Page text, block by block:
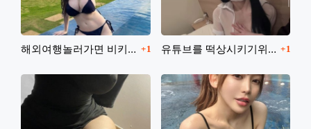
해외여행놀러가면 비키니는 필수죠 댓글
1 유튜브를 떡상시키기위해 댓글
1